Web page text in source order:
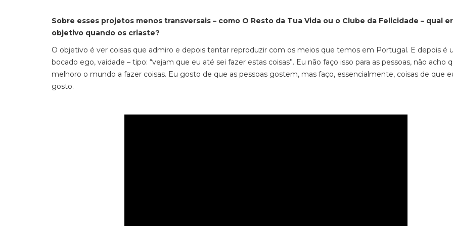
Sobre esses projetos menos transversais – como O Resto da Tua Vida ou o Clube da Felicidade – qual
objetivo quando os criaste?
O objetivo é ver coisas que admiro e depois tentar reproduzir com os meios que temos em Portugal. E depois é
bocado ego, vaidade – tipo: “vejam que eu até sei fazer estas coisas”. Eu não faço isso para as pessoas, não acho
melhoro o mundo a fazer coisas. Eu gosto de que as pessoas gostem, mas faço, essencialmente, coisas de que
gosto.